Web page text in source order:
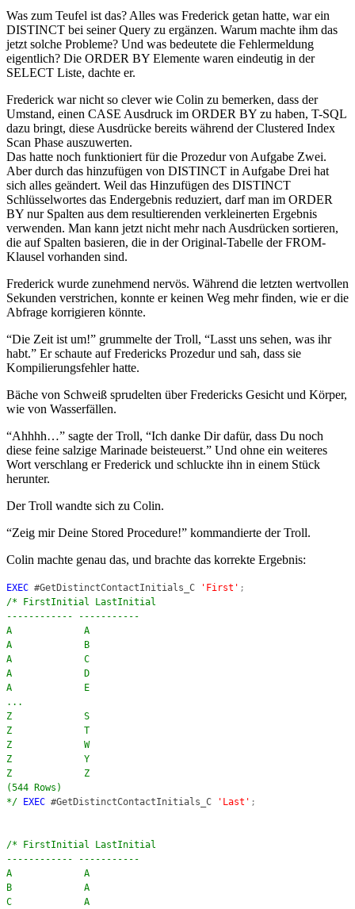
Was zum Teufel ist das? Alles was Frederick getan hatte, war ein
DISTINCT bei seiner Query zu ergänzen. Warum machte ihm das
jetzt solche Probleme? Und was bedeutete die Fehlermeldung
eigentlich? Die ORDER BY Elemente waren eindeutig in der
SELECT Liste, dachte er.
Frederick war nicht so clever wie Colin zu bemerken, dass der
Umstand, einen CASE Ausdruck im ORDER BY zu haben, T-SQL
dazu bringt, diese Ausdrücke bereits während der Clustered Index
Scan Phase auszuwerten.
Das hatte noch funktioniert für die Prozedur von Aufgabe Zwei.
Aber durch das hinzufügen von DISTINCT in Aufgabe Drei hat
sich alles geändert. Weil das Hinzufügen des DISTINCT
Schlüsselwortes das Endergebnis reduziert, darf man im ORDER
BY nur Spalten aus dem resultierenden verkleinerten Ergebnis
verwenden. Man kann jetzt nicht mehr nach Ausdrücken sortieren,
die auf Spalten basieren, die in der Original-Tabelle der FROM-
Klausel vorhanden sind.
Frederick wurde zunehmend nervös. Während die letzten wertvollen
Sekunden verstrichen, konnte er keinen Weg mehr finden, wie er die
Abfrage korrigieren könnte.
“Die Zeit ist um!” grummelte der Troll, “Lasst uns sehen, was ihr
habt.” Er schaute auf Fredericks Prozedur und sah, dass sie
Kompilierungsfehler hatte.
Bäche von Schweiß sprudelten über Fredericks Gesicht und Körper,
wie von Wasserfällen.
“Ahhhh…” sagte der Troll, “Ich danke Dir dafür, dass Du noch
diese feine salzige Marinade beisteuerst.” Und ohne ein weiteres
Wort verschlang er Frederick und schluckte ihn in einem Stück
herunter.
Der Troll wandte sich zu Colin.
“Zeig mir Deine Stored Procedure!” kommandierte der Troll.
Colin machte genau das, und brachte das korrekte Ergebnis:
EXEC #GetDistinctContactInitials_C 'First' ;
/* FirstInitial LastInitial
------------ -----------
A A
A B
A C
A D
A E
...
Z S
Z T
Z W
Z Y
Z Z
(544 Rows)
*/
EXEC #GetDistinctContactInitials_C 'Last' ;
/* FirstInitial LastInitial
------------ -----------
A A
B A
C A